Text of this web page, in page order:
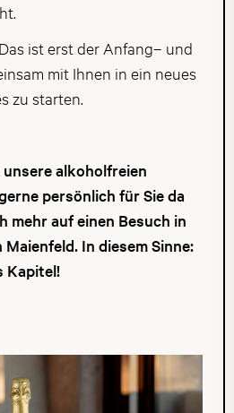
ist erst der Anfang– und
mit Ihnen in ein neues
zu starten.
alkoholfreien
persönlich für Sie da
mehr auf einen Besuch in
In diesem Sinne:
Kapitel!